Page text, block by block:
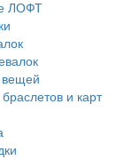
ЛОФТ
и карт